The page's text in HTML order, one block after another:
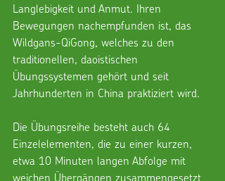
Langlebigkeit und Anmut. Ihren
Bewegungen nachempfunden ist, das
Wildgans-QiGong, welches zu den
traditionellen, daoistischen
Übungssystemen gehört und seit
Jahrhunderten in China praktiziert wird.
Die Übungsreihe besteht auch 64
Einzelelementen, die zu einer kurzen,
etwa 10 Minuten langen Abfolge mit
weichen Übergängen zusammengesetzt